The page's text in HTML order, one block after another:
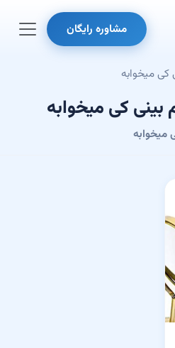
مشاوره رایگان
کی میخوابه
بینی کی میخوابه
میخوابه